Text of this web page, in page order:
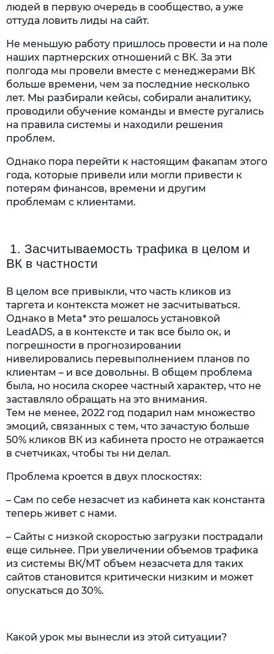
людей в первую очередь в сообщество, а уже
оттуда ловить лиды на сайт.
Не меньшую работу пришлось провести и на поле
наших партнерских отношений с ВК. За эти
полгода мы провели вместе с менеджерами ВК
больше времени, чем за последние несколько
лет. Мы разбирали кейсы, собирали аналитику,
проводили обучение команды и вместе ругались
на правила системы и находили решения
проблем.
Однако пора перейти к настоящим факапам этого
года, которые привели или могли привести к
потерям финансов, времени и другим
проблемам с клиентами.
1. Засчитываемость трафика в целом и
ВК в частности
В целом все привыкли, что часть кликов из
таргета и контекста может не засчитываться.
Однако в Meta* это решалось установкой
LeadADS, а в контексте и так все было ок, и
погрешности в прогнозировании
нивелировались перевыполнением планов по
клиентам – и все довольны. В общем проблема
была, но носила скорее частный характер, что не
заставляло обращать на это внимания.
Тем не менее, 2022 год подарил нам множество
эмоций, связанных с тем, что зачастую больше
50% кликов ВК из кабинета просто не отражается
в счетчиках, чтобы ты ни делал.
Проблема кроется в двух плоскостях:
– Сам по себе незасчет из кабинета как константа
теперь живет с нами.
– Сайты с низкой скоростью загрузки пострадали
еще сильнее. При увеличении объемов трафика
из системы ВК/МТ объем незасчета для таких
сайтов становится критически низким и может
опускаться до 30%.
Какой урок мы вынесли из этой ситуации?